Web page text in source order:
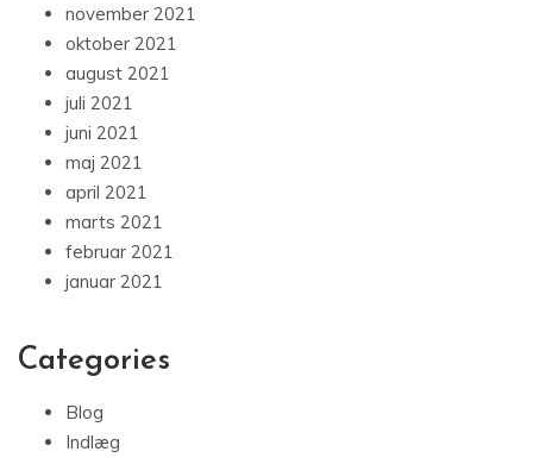
november 2021
oktober 2021
august 2021
juli 2021
juni 2021
maj 2021
april 2021
marts 2021
februar 2021
januar 2021
Categories
Blog
Indlæg